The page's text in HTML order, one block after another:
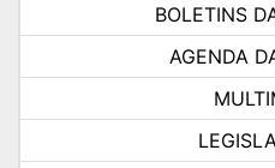
BOLETINS
AGENDA